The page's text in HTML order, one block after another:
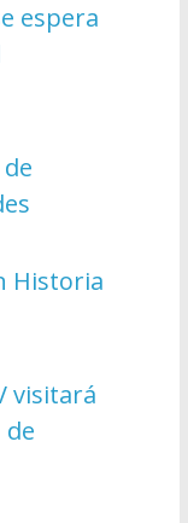
espera
Historia
visitará
de